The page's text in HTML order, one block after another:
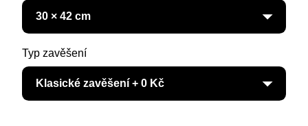
Typ zavěšení